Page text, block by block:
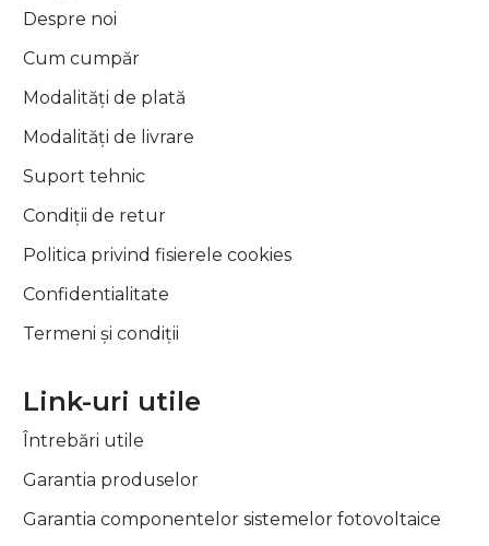
Despre noi
Cum cumpăr
Modalități de plată
Modalități de livrare
Suport tehnic
Condiții de retur
Politica privind fisierele cookies
Confidentialitate
Termeni și condiții
Link-uri utile
Întrebări utile
Garantia produselor
Garantia componentelor sistemelor fotovoltaice